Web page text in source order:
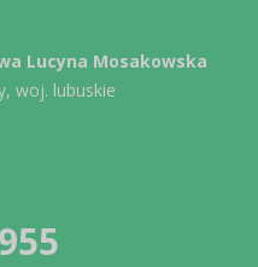
Lucyna Mosakowska
woj. lubuskie